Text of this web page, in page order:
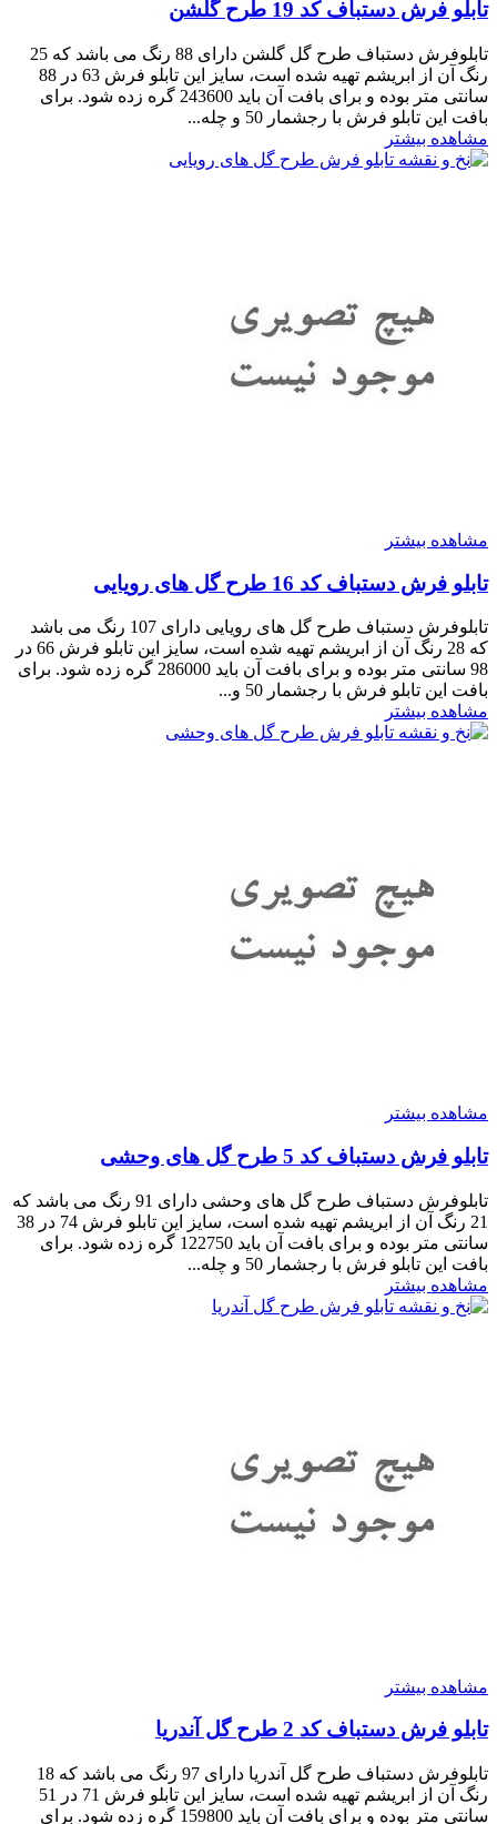
تابلو فرش دستباف کد 19 طرح گلشن
تابلوفرش دستباف طرح گل گلشن دارای 88 رنگ می باشد که 25
رنگ آن از ابریشم تهیه شده است، سایز این تابلو فرش 63 در 88
سانتی متر بوده و برای بافت آن باید 243600 گره زده شود. برای
بافت این تابلو فرش با رجشمار 50 و چله...
مشاهده بیشتر
مشاهده بیشتر
تابلو فرش دستباف کد 16 طرح گل های رویایی
تابلوفرش دستباف طرح گل های رویایی دارای 107 رنگ می باشد
که 28 رنگ آن از ابریشم تهیه شده است، سایز این تابلو فرش 66 در
98 سانتی متر بوده و برای بافت آن باید 286000 گره زده شود. برای
بافت این تابلو فرش با رجشمار 50 و...
مشاهده بیشتر
مشاهده بیشتر
تابلو فرش دستباف کد 5 طرح گل های وحشی
تابلوفرش دستباف طرح گل های وحشی دارای 91 رنگ می باشد که
21 رنگ آن از ابریشم تهیه شده است، سایز این تابلو فرش 74 در 38
سانتی متر بوده و برای بافت آن باید 122750 گره زده شود. برای
بافت این تابلو فرش با رجشمار 50 و چله...
مشاهده بیشتر
مشاهده بیشتر
تابلو فرش دستباف کد 2 طرح گل آندریا
تابلوفرش دستباف طرح گل آندریا دارای 97 رنگ می باشد که 18
رنگ آن از ابریشم تهیه شده است، سایز این تابلو فرش 71 در 51
سانتی متر بوده و برای بافت آن باید 159800 گره زده شود. برای